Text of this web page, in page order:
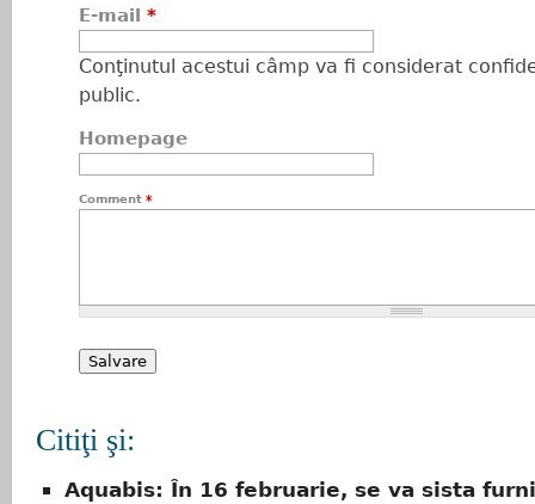
E-mail *
Conţinutul acestui câmp va fi considerat
public.
Homepage
Comment *
Citiţi şi:
Aquabis: În 16 februarie, se va sista